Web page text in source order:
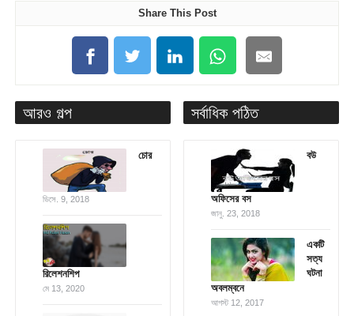
Share This Post
আরও গল্প
চোর
ডিসে. 9, 2018
রিলেশনশিপ
মে 13, 2020
সর্বাধিক পঠিত
বউ
অফিসের বস
জানু. 23, 2018
একটি
সত্য
ঘটনা
অবলম্বনে
আগস্ট 12, 2017